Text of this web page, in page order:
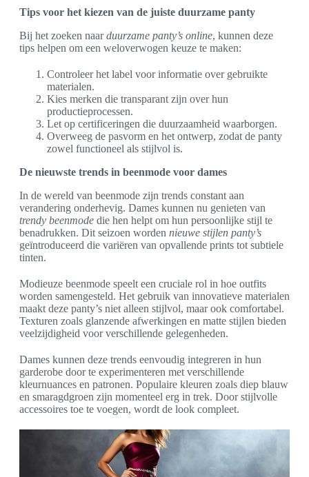
Tips voor het kiezen van de juiste duurzame panty
Bij het zoeken naarduurzame panty’s online, kunnen deze
tips helpen om een weloverwogen keuze te maken:
Controleer het label voor informatie over gebruikte
materialen.
Kies merken die transparant zijn over hun
productieprocessen.
Let op certificeringen die duurzaamheid waarborgen.
Overweeg de pasvorm en het ontwerp, zodat de panty
zowel functioneel als stijlvol is.
De nieuwste trends in beenmode voor dames
In de wereld van beenmode zijn trends constant aan
verandering onderhevig. Dames kunnen nu genieten van
trendy beenmode die hen helpt om hun persoonlijke stijl te
benadrukken. Dit seizoen worden nieuwe stijlen panty’s
geïntroduceerd die variëren van opvallende prints tot subtiele
tinten.
Modieuze beenmode speelt een cruciale rol in hoe outfits
worden samengesteld. Het gebruik van innovatieve materialen
maakt deze panty’s niet alleen stijlvol, maar ook comfortabel.
Texturen zoals glanzende afwerkingen en matte stijlen bieden
veelzijdigheid voor verschillende gelegenheden.
Dames kunnen deze trends eenvoudig integreren in hun
garderobe door te experimenteren met verschillende
kleurnuances en patronen. Populaire kleuren zoals diep blauw
en smaragdgroen zijn momenteel erg in trek. Door stijlvolle
accessoires toe te voegen, wordt de look compleet.